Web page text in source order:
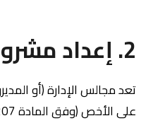
2. إعداد مشروع عقد الاندماج
تعد مجالس الإدارة (أو
على الأخص (وفق المادة 207):